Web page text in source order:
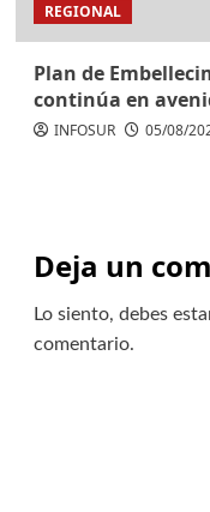
REGIONAL
Plan de
continúa en
INFOSUR 05/08/
Deja un
Lo siento, debes
comentario.